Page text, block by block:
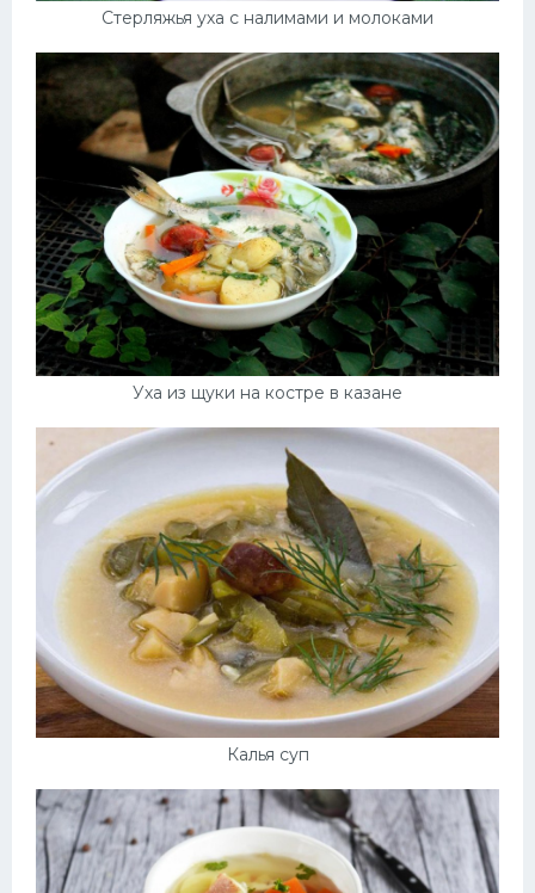
Стерляжья уха с налимами и молоками
Уха из щуки на костре в казане
Калья суп